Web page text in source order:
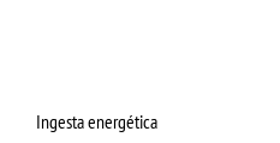
Image
Ingesta energética